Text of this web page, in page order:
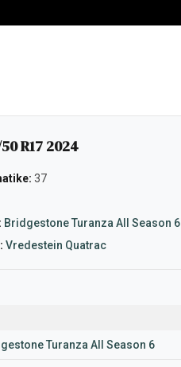
R17 2024
37
Bridgestone Turanza All Season 6
Vredestein Quatrac
Turanza All Season 6